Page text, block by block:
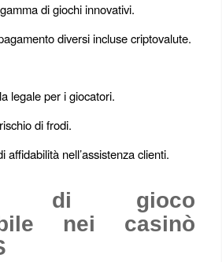
di giochi innovativi.
diversi incluse criptovalute.
legale per i giocatori.
di frodi.
affidabilità nell’assistenza clienti.
di gioco
nei casinò